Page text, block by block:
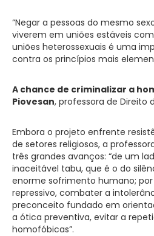
“Negar a pessoas do mesmo
viverem em uniões estáveis
uniões heterossexuais é uma
contra os princípios mais
A chance de criminalizar a
Piovesan, professora de Direito
Embora o projeto enfrente
de setores religiosos, a
três grandes avanços: “de um
inaceitável tabu, que é o do
enorme sofrimento humano;
repressivo, combater a
preconceito fundado em
a ótica preventiva, evitar a
homofóbicas”.